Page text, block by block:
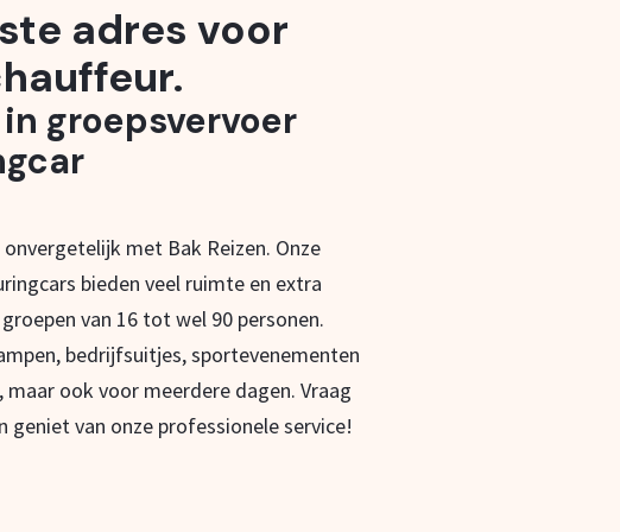
adres voor
groepsvervoer
met Bak Reizen. Onze
bieden veel ruimte en extra
van 16 tot wel 90 personen.
bedrijfsuitjes, sportevenementen
maar ook voor meerdere dagen. Vraag
geniet van onze professionele service!